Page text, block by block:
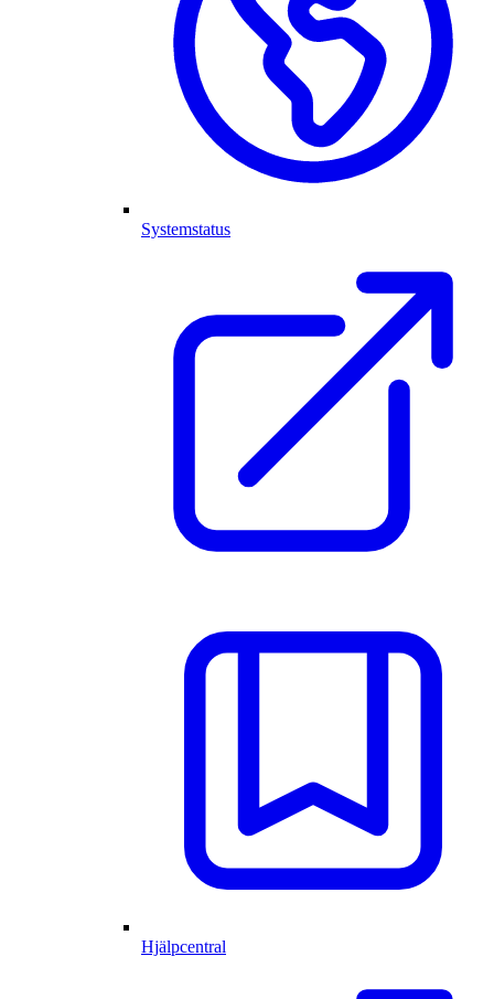
Systemstatus
Hjälpcentral